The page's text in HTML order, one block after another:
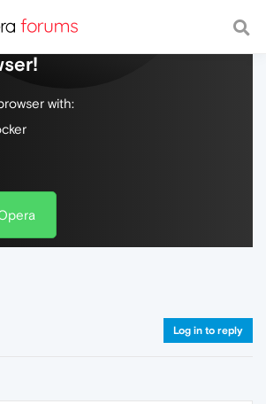
web, with a fast and
with:
Log in to reply